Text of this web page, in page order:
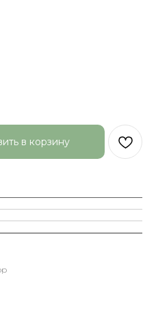
в корзину